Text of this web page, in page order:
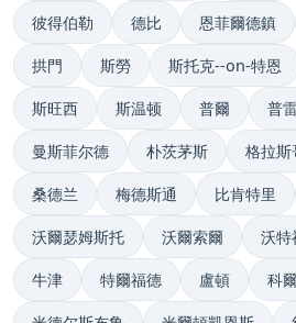
彼得伯勒 德比 恩菲爾德鎮
拱門 斯勞 斯托克--on-特恩
斯旺西 斯温顿 普爾 普
曼斯菲尔德 朴茨茅斯 格拉斯
桑德兰 梅德斯通 比肯特里
沃爾瑟姆斯托 沃爾索爾 沃特
牛津 特爾福德 盧頓 科